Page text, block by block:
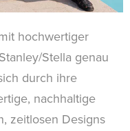
hochwertiger
Stella genau
durch ihre
nachhaltige
zeitlosen Designs